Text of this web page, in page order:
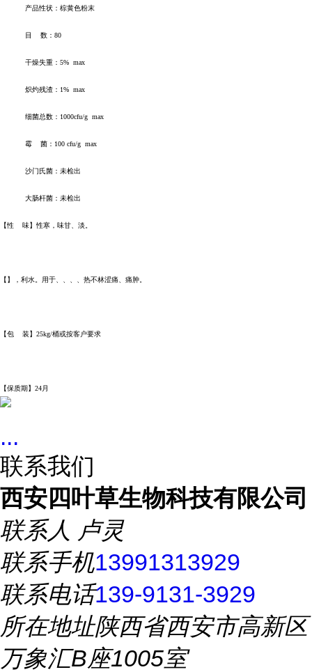
产品性状：棕黄色粉末
目 数：80
干燥失重：5% max
炽灼残渣：1% max
细菌总数：1000cfu/g max
霉 菌：100 cfu/g max
沙门氏菌：未检出
大肠杆菌：未检出
【性 味】性寒，味甘、淡。
【】，利水。用于、、、、热不林涩痛、痛肿。
【包 装】25kg/桶或按客户要求
【保质期】24月
...
联系我们
西安四叶草生物科技有限公司
联系人 卢灵
联系手机13991313929
联系电话139-9131-3929
所在地址陕西省西安市高新区
万象汇B座1005室